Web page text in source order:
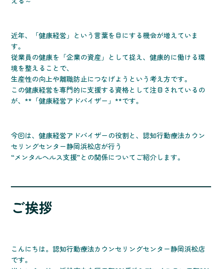
近年、「健康経営」という言葉を目にする機会が増えていま
す。
従業員の健康を「企業の資産」として捉え、健康的に働ける環
境を整えることで、
生産性の向上や離職防止につなげようという考え方です。
この健康経営を専門的に支援する資格として注目されているの
が、**「健康経営アドバイザー」**です。
今回は、健康経営アドバイザーの役割と、認知行動療法カウン
セリングセンター静岡浜松店が行う
“メンタルヘルス支援”との関係についてご紹介します。
ご挨拶
こんにちは。認知行動療法カウンセリングセンター静岡浜松店
です。